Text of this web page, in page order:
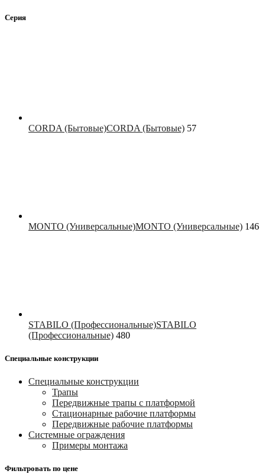
Серия
CORDA (Бытовые)CORDA (Бытовые) 57
MONTO (Универсальные)MONTO (Универсальные) 146
STABILO (Профессиональные)STABILO
(Профессиональные) 480
Специальные конструкции
Специальные конструкции
Трапы
Передвижные трапы с платформой
Стационарные рабочие платформы
Передвижные рабочие платформы
Системные ограждения
Примеры монтажа
Фильтровать по цене